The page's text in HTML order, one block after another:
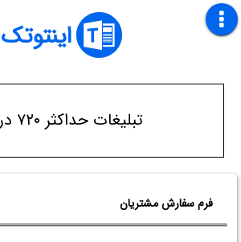
اینتوتک
تبلیغات حداکثر ۷۲۰ در ۹۰
فرم سفارش مشتریان